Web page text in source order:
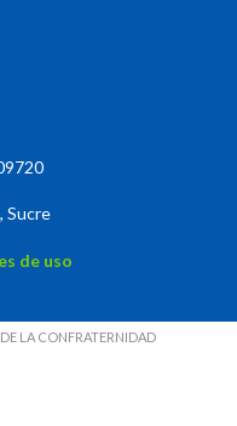
Sucre
de uso
LA CONFRATERNIDAD